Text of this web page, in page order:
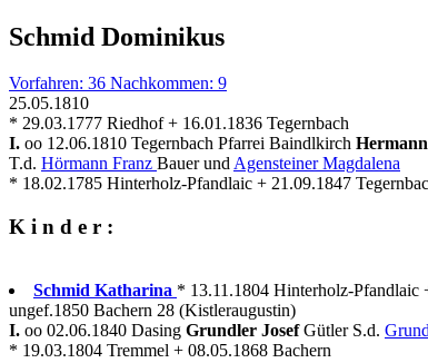
Schmid Dominikus
Vorfahren: 36 Nachkommen: 9
25.05.1810
* 29.03.1777 Riedhof + 16.01.1836 Tegernbach
I. oo 12.06.1810 Tegernbach Pfarrei Baindlkirch
T.d. Hörmann Franz Bauer undAgensteiner Magdalena
* 18.02.1785 Hinterholz-Pfandlaic + 21.09.1847
K i n d e r :
Schmid Katharina * 13.11.1804 Hinterholz-Pfandlaic
ungef.1850 Bachern 28 (Kistleraugustin)
I. oo 02.06.1840 Dasing Grundler JosefGütler S.d.
* 19.03.1804 Tremmel + 08.05.1868 Bachern